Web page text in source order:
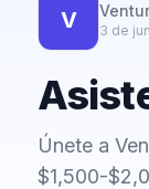
V 3 de
Únete a
$1,500-